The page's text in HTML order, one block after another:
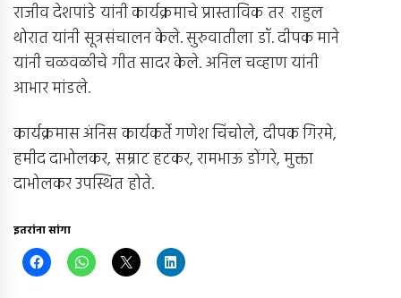
राजीव देशपांडे यांनी कार्यक्रमाचे प्रास्ताविक तर राहुल
थोरात यांनी सूत्रसंचालन केले. सुरुवातीला डॉ. दीपक माने
यांनी चळवळीचे गीत सादर केले. अनिल चव्हाण यांनी
आभार मांडले.
कार्यक्रमास अंनिस कार्यकर्ते गणेश चिंचोले, दीपक गिरमे,
हमीद दाभोलकर, सम्राट हटकर, रामभाऊ डोंगरे, मुक्ता
दाभोलकर उपस्थित होते.
इतरांना सांगा